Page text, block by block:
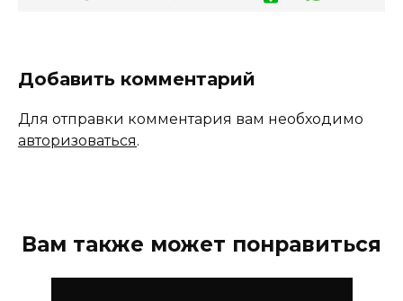
Добавить комментарий
Для отправки комментария вам необходимо
авторизоваться.
Вам также может понравиться